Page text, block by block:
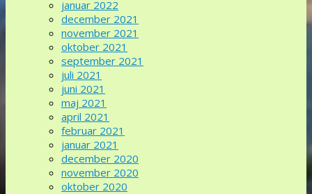
januar 2022
december 2021
november 2021
oktober 2021
september 2021
juli 2021
juni 2021
maj 2021
april 2021
februar 2021
januar 2021
december 2020
november 2020
oktober 2020